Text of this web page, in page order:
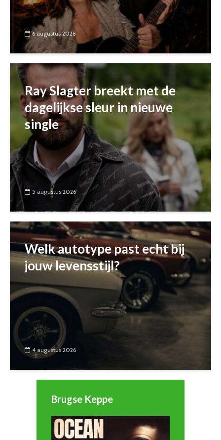
6 augustus 2026
Ray Slagter breekt met de
dagelijkse sleur in nieuwe
single
5 augustus 2026
Welk autotype past echt bij
jouw levensstijl?
4 augustus 2026
Brugse Keppe